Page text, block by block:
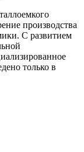
производства
С развитием
только в